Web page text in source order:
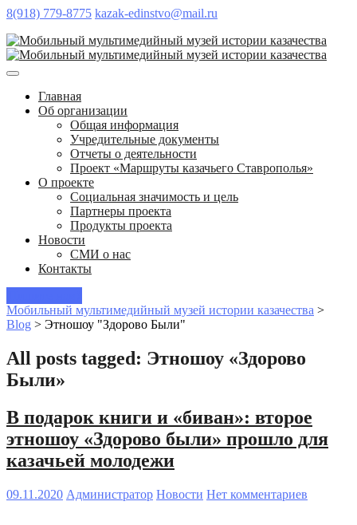
8(918) 779-8775 kazak-edinstvo@mail.ru
Главная
Об организации
Общая информация
Учредительные документы
Отчеты о деятельности
Проект «Маршруты казачьего Ставрополья»
О проекте
Социальная значимость и цель
Партнеры проекта
Продукты проекта
Новости
СМИ о нас
Контакты
Мобильный мультимедийный музей истории казачества >
Blog > Этношоу "Здорово Были"
All posts tagged: Этношоу «Здорово
Были»
В подарок книги и «биван»: второе
этношоу «Здорово были» прошло для
казачьей молодежи
09.11.2020 Администратор Новости Нет комментариев